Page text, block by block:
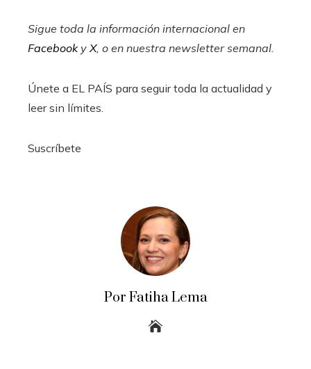
Sigue toda la información internacional en
Facebooky X, o en nuestra newsletter semanal
Únete a EL PAÍS para seguir toda la actualidad y
leer sin límites.
Suscríbete
Por Fatiha Lema